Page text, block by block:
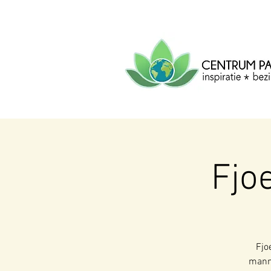
CENTRUM
PACHA
MAMA Centrum voor inspiratie,
creatie.